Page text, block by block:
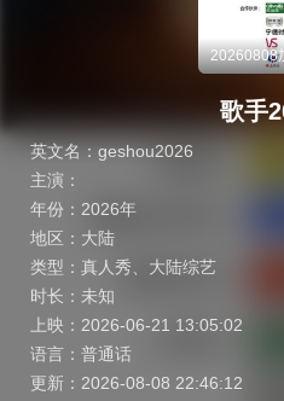
歌手
英文名： geshou2026
主演：
年份： 2026年
地区： 大陆
类型： 真人秀
大陆综艺
时长： 未知
上映： 2026-06-21 13:05:02
语言： 普通话
更新： 2026-08-08 22:46:12